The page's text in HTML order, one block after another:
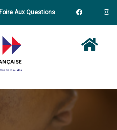
Foire Aux Questions